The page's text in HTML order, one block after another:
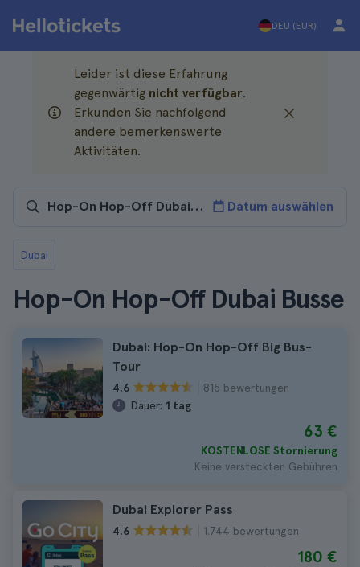
DEU (EUR)
Leider ist diese Erfahrung
gegenwärtig nicht verfügbar.
Erkunden Sie nachfolgend
andere bemerkenswerte
Aktivitäten.
Datum auswählen
Dubai
Hop-On Hop-Off Dubai Busse
Dubai: Hop-On Hop-Off Big Bus-
Tour
4.6
815 bewertungen
Dauer: 1 tag
63 €
KOSTENLOSE Stornierung
Keine versteckten Gebühren
Dubai Explorer Pass
4.6 1.744 bewertungen
180 €